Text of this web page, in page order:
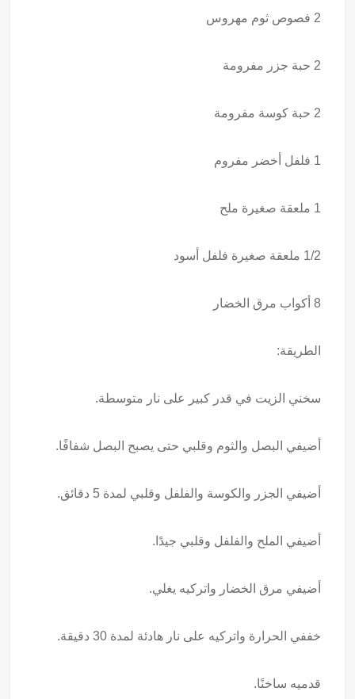
2 فصوص ثوم مهروس
2 حبة جزر مفرومة
2 حبة كوسة مفرومة
1 فلفل أخضر مفروم
1 ملعقة صغيرة ملح
1/2 ملعقة صغيرة فلفل أسود
8 أكواب مرق الخضار
الطريقة:
سخني الزيت في قدر كبير على نار متوسطة.
أضيفي البصل والثوم وقلبي حتى يصبح البصل شفافًا.
أضيفي الجزر والكوسة والفلفل وقلبي لمدة 5 دقائق.
أضيفي الملح والفلفل وقلبي جيدًا.
أضيفي مرق الخضار واتركيه يغلي.
خففي الحرارة واتركيه على نار هادئة لمدة 30 دقيقة.
قدميه ساخنًا.